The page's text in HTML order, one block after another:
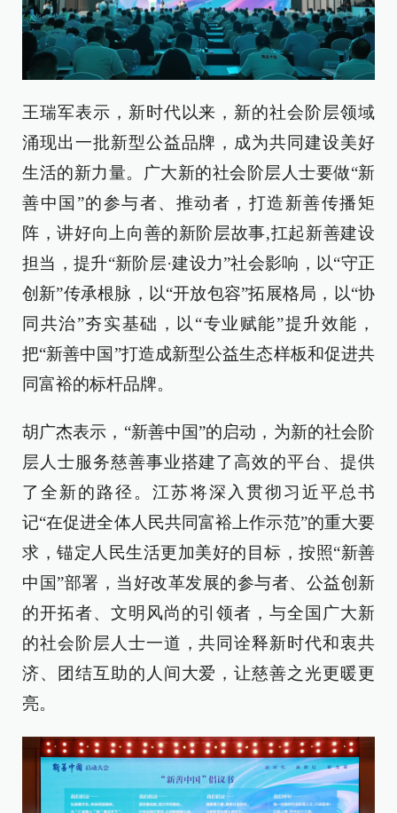
王瑞军表示，新时代以来，新的社会阶层领域
涌现出一批新型公益品牌，成为共同建设美好
生活的新力量。广大新的社会阶层人士要做“新
善中国”的参与者、推动者，打造新善传播矩
阵，讲好向上向善的新阶层故事,扛起新善建设
担当，提升“新阶层·建设力”社会影响，以“守正
创新”传承根脉，以“开放包容”拓展格局，以“协
同共治”夯实基础，以“专业赋能”提升效能，
把“新善中国”打造成新型公益生态样板和促进共
同富裕的标杆品牌。
胡广杰表示，“新善中国”的启动，为新的社会阶
层人士服务慈善事业搭建了高效的平台、提供
了全新的路径。江苏将深入贯彻习近平总书
记“在促进全体人民共同富裕上作示范”的重大要
求，锚定人民生活更加美好的目标，按照“新善
中国”部署，当好改革发展的参与者、公益创新
的开拓者、文明风尚的引领者，与全国广大新
的社会阶层人士一道，共同诠释新时代和衷共
济、团结互助的人间大爱，让慈善之光更暖更
亮。